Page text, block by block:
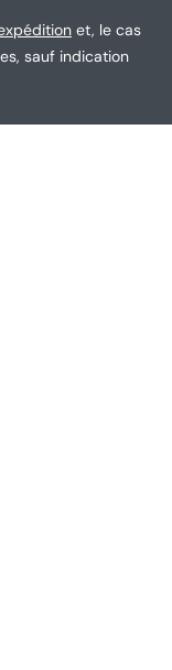
et, le cas
sauf indication